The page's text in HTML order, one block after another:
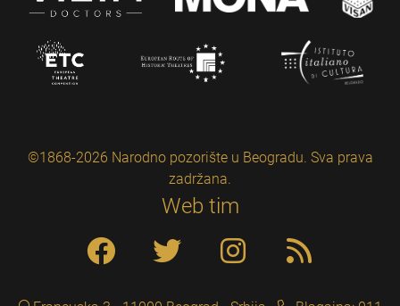
©1868-2026 Narodno pozorište u Beogradu. Sva prava
zadržana.
Web tim